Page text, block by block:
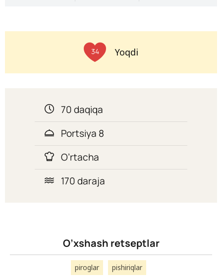
34 Yoqdi
70 daqiqa
Portsiya 8
O’rtacha
170 daraja
O’xshash retseptlar
piroglar pishiriqlar